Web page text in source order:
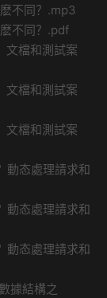
不同？.mp3
不同？.pdf
文檔和測試案
文檔和測試案
文檔和測試案
動态處理請求和
動态處理請求和
動态處理請求和
據結構之